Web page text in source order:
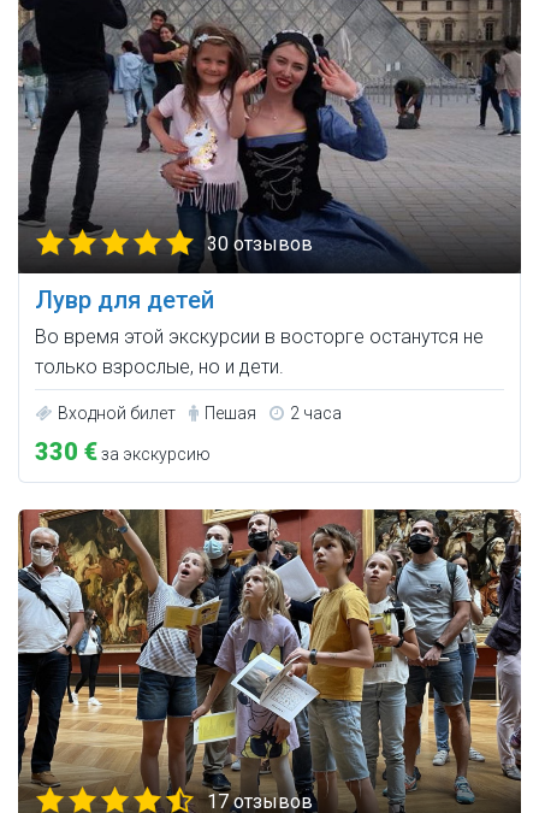
30 отзывов
Лувр для детей
Во время этой экскурсии в восторге останутся не
только взрослые, но и дети.
Входной билет Пешая 2 часа
330 €за экскурсию
17 отзывов